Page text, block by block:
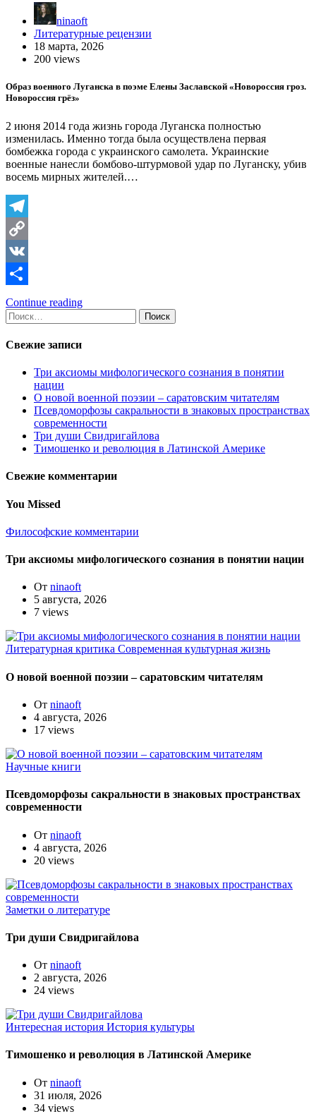
ninaoft
Литературные рецензии
18 марта, 2026
200 views
Образ военного Луганска в поэме Елены Заславской «Новороссия гроз.
Новороссия грёз»
2 июня 2014 года жизнь города Луганска полностью
изменилась. Именно тогда была осуществлена первая
бомбежка города с украинского самолета. Украинские
военные нанесли бомбово-штурмовой удар по Луганску, убив
восемь мирных жителей.…
Telegram
Copy
Link
VK
Отправить
Continue reading
Найти:
Свежие записи
Три аксиомы мифологического сознания в понятии
нации
О новой военной поэзии – саратовским читателям
Псевдоморфозы сакральности в знаковых пространствах
современности
Три души Свидригайлова
Тимошенко и революция в Латинской Америке
Свежие комментарии
You Missed
Философские комментарии
Три аксиомы мифологического сознания в понятии нации
От ninaoft
5 августа, 2026
7 views
Литературная критика Современная культурная жизнь
О новой военной поэзии – саратовским читателям
От ninaoft
4 августа, 2026
17 views
Научные книги
Псевдоморфозы сакральности в знаковых пространствах
современности
От ninaoft
4 августа, 2026
20 views
Заметки о литературе
Три души Свидригайлова
От ninaoft
2 августа, 2026
24 views
Интересная история История культуры
Тимошенко и революция в Латинской Америке
От ninaoft
31 июля, 2026
34 views